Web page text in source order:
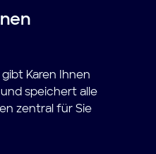
Karen Ihnen
speichert alle
zentral für Sie